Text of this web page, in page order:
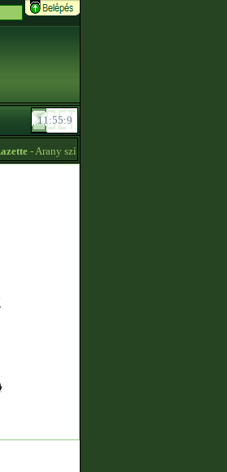
- Arany színű import akhal tekét vennék! -